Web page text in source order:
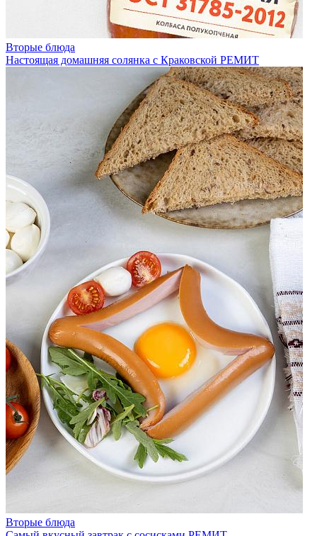
Вторые блюда
Настоящая домашняя солянка с Краковской РЕМИТ
Вторые блюда